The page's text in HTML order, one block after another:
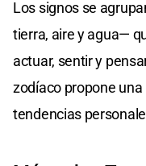
Los signos se
tierra, aire y agua—
actuar, sentir y
zodíaco propone
tendencias